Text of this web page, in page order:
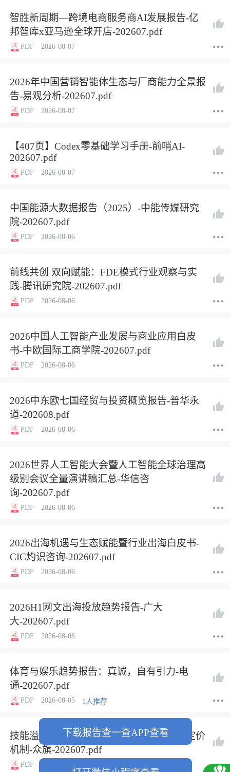
智胜新周期—跨境电商服务商AI发展报告-亿
邦智库x亚马逊全球开店-202607.pdf
PDF 2026-08-07
2026年中国营销智能体生态与厂商能力全景报
告-易观分析-202607.pdf
PDF 2026-08-07
【407页】Codex零基础学习手册-前哨AI-
202607.pdf
PDF 2026-08-07
中国能源大数据报告（2025）-中能传媒研究
院-202607.pdf
PDF 2026-08-06
前线共创 双向赋能：FDE模式行业观察与实
践-腾讯研究院-202607.pdf
PDF 2026-08-06
2026中国人工智能产业发展与商业应用白皮
书-中欧国际工商学院-202607.pdf
PDF 2026-08-06
2026中东欧七国经贸与投资概览报告-普华永
道-202608.pdf
PDF 2026-08-06
2026世界人工智能大会暨人工智能全球治理高
级别会议全量演讲稿汇总-华信咨
询-202607.pdf
PDF 2026-08-06
2026出海机遇与生态赋能暨行业出海白皮书-
CIC灼识咨询-202607.pdf
PDF 2026-08-06
2026H1网文出海投放趋势报告-广大
大-202607.pdf
PDF 2026-08-06
体育与娱乐趋势报告：真诚，自有引力-电
通-202607.pdf
PDF 2026-08-05 1人推荐
技能溢价的重估：AI时代真正稀缺能力的定价
机制-众旗-202607.pdf
PDF
下载报告查一查APP查看